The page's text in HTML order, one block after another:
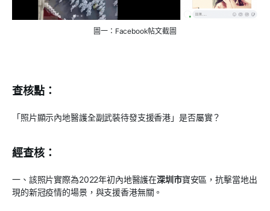
圖一：Facebook帖文截圖
查核點：
「照片顯示內地醫護全副武裝待發支援香港」是否屬實？
經查核：
一、該照片實際為2022年初內地醫護在深圳市寶安區，抗擊當地出
現的新冠疫情的場景，與支援香港無關。